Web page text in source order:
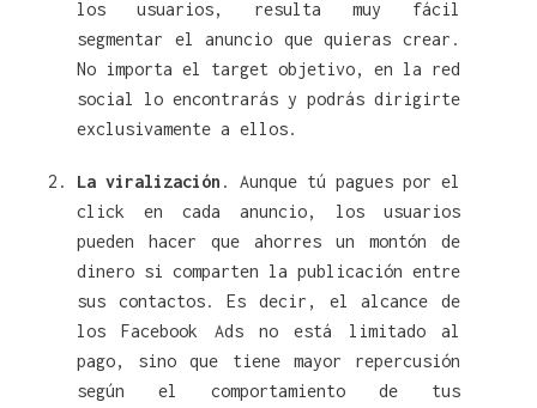
los usuarios, resulta muy fácil
segmentar el anuncio que quieras crear.
No importa el target objetivo, en la red
social lo encontrarás y podrás dirigirte
exclusivamente a ellos.
La viralización . Aunque tú pagues por el
click en cada anuncio, los usuarios
pueden hacer que ahorres un montón de
dinero si comparten la publicación entre
sus contactos. Es decir, el alcance de
los Facebook Ads no está limitado al
pago, sino que tiene mayor repercusión
según el comportamiento de tus